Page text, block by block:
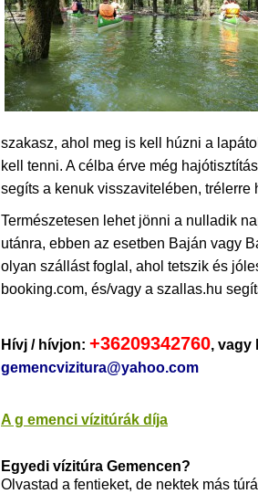
szakasz, ahol meg is kell húzni a
kell tenni. A célba érve még
segíts a kenuk visszavitelében, trélerre
Természetesen lehet jönni a nulladik
utánra, ebben az esetben Baján vagy
olyan szállást foglal, ahol tetszik és
booking.com, és/vagy a szallas.hu
Hívj / hívjon: +36209342760, vagy
gemencvizitura@yahoo.com
A g emenci vízitúrák díja
Egyedi vízitúra Gemencen?
Olvastad a fentieket, de nektek más